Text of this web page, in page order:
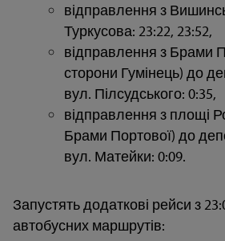
відправлення з
Туркусова: 23:22, 23:52,
відправлення з Брами
сторони Гумінець) до
вул. Пілсудського: 0:35,
відправлення з площі
Брами Портової) до
вул. Матейки: 0:09.
Запустять додаткові рейси з
автобусних маршрутів: